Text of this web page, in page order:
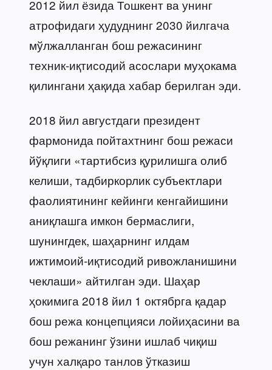
2012 йил ёзида Тошкент ва унинг
атрофидаги ҳудуднинг 2030 йилгача
мўлжалланган бош режасининг
техник-иқтисодий асослари муҳокама
қилингани ҳақида хабар берилган эди.
2018 йил августдаги президент
фармонида пойтахтнинг бош режаси
йўқлиги «тартибсиз қурилишга олиб
келиши, тадбиркорлик субъектлари
фаолиятининг кейинги кенгайишини
аниқлашга имкон бермаслиги,
шунингдек, шаҳарнинг илдам
ижтимоий-иқтисодий ривожланишини
чеклаши» айтилган эди. Шаҳар
ҳокимига 2018 йил 1 октябрга қадар
бош режа концепцияси лойиҳасини ва
бош режанинг ўзини ишлаб чиқиш
учун халқаро танлов ўтказиш